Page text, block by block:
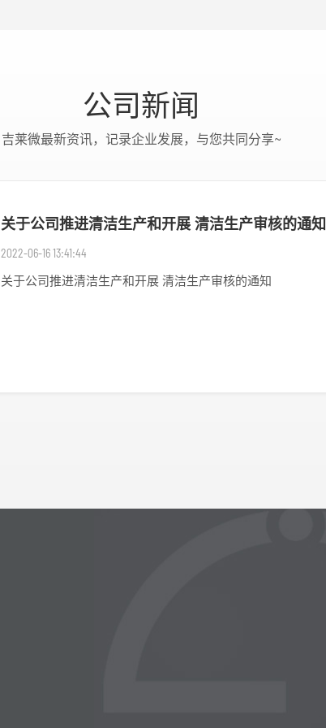
公司新闻
吉莱微最新资讯，记录企业发展，与您共同分享~
关于公司推进清洁生产和开展 清洁生产审核的通知
2022-06-16 13:41:44
关于公司推进清洁生产和开展 清洁生产审核的通知